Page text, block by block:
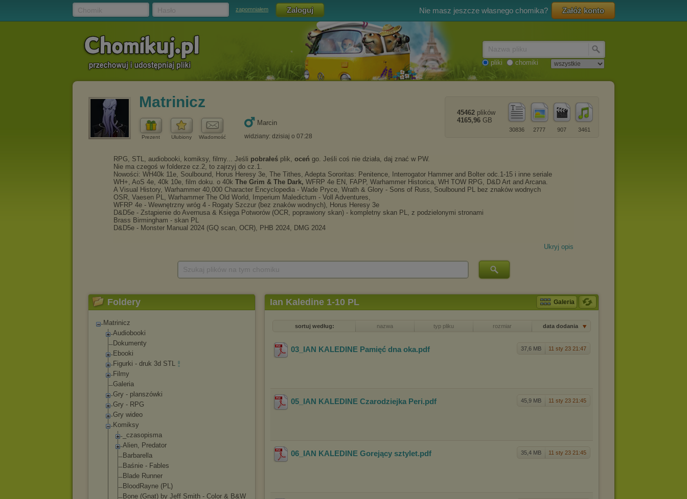
zapomniałem Nie masz jeszcze własnego chomika? Załóż konto
pliki chomiki
Matrinicz
Prezent Ulubiony Wiadomość
Marcin
widziany: dzisiaj o 07:28
3461
907
2777
30836
45462 plików
4165,96 GB
Ukryj opis
Foldery
Matrinicz
Audiobooki
Dokumenty
Ebooki
Figurki - druk 3d STL
Filmy
Galeria
Gry - planszówki
Gry - RPG
Gry wideo
Komiksy
_czasopisma
Alien, Predator
Barbarella
Baśnie - Fables
Blade Runner
BloodRayne (PL)
Bone (Gnat) by Jeff Smith - Color & B&W
Ian Kaledine 1-10 PL Galeria
sortuj według: nazwa typ pliku rozmiar data dodania
37,6 MB 11 sty 23 21:47
03_IAN KALEDINE Pamięć dna oka.pdf
45,9 MB 11 sty 23 21:45
05_IAN KALEDINE Czarodziejka Peri.pdf
35,4 MB 11 sty 23 21:45
06_IAN KALEDINE Gorejący sztylet.pdf